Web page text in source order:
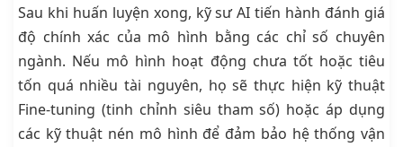
Sau khi huấn luyện xong, kỹ sư AI tiến hành đánh giá
độ chính xác của mô hình bằng các chỉ số chuyên
ngành. Nếu mô hình hoạt động chưa tốt hoặc tiêu
tốn quá nhiều tài nguyên, họ sẽ thực hiện kỹ thuật
Fine-tuning (tinh chỉnh siêu tham số) hoặc áp dụng
các kỹ thuật nén mô hình để đảm bảo hệ thống vận